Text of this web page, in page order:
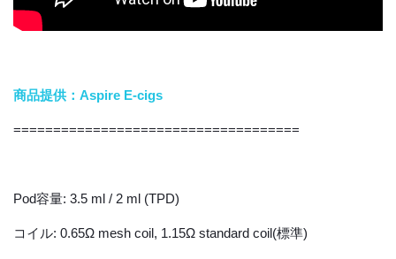
商品提供：Aspire E-cigs
====================================
Pod容量: 3.5 ml / 2 ml (TPD)
コイル: 0.65Ω mesh coil, 1.15Ω standard coil(標準)